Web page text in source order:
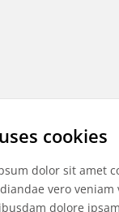
cookies
dolor sit amet
vero veniam
dolore